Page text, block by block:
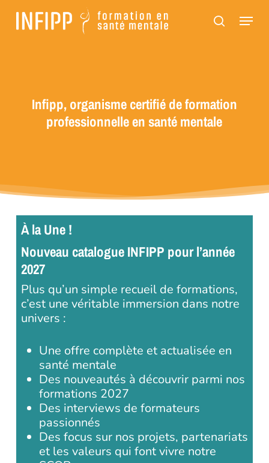
Panneau de gestion des cookies
contenu
Menu
Infipp, organisme certifié de formation
professionnelle en santé mentale
À la Une !
Nouveau catalogue INFIPP pour l’année
2027
Plus qu’un simple recueil de formations,
c’est une véritable immersion dans notre
univers :
Une offre complète et actualisée en
santé mentale
Des nouveautés à découvrir parmi nos
formations 2027
Des interviews de formateurs
passionnés
Des focus sur nos projets, partenariats
et les valeurs qui font vivre notre